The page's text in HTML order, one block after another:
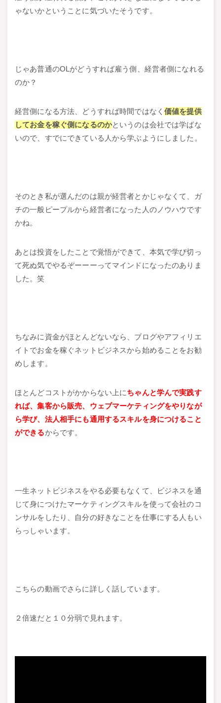
ゃないかということに気づいたそうです。
じゃあ普通のOLがどうすれば雇う側、経営者側になれる
のか？
経営側になる方法、どうすれば時間ではなく 価値を提供
してお金を稼ぐ側になるのかというのは会社では学ばな
いので、すでにできている人から学ぶようにしました。
そのとき私が選んだのは親が経営者とかじゃなくて、ガ
チの一般ピープルから経営者になった人のノウハウです
かね。
あとは投資をしたことで覚悟ができて、本気で学び切っ
て死ぬ気でやるぞーーーってマインドになったのありま
した。笑
ちなみに資金がほとんどないなら、ブログやアフィリエ
イトでお金を稼ぐネットビジネスから始めることをお勧
めします。
ほとんどコストがかからない上にちゃんと学んで実践す
れば、集客から販売、ウェブマーケティングをやりなが
ら学び、法人相手にも通用するスキルを身につけること
ができるからです。
一生ネットビジネスをやる必要もなくて、ビジネスを通
じて身につけたマーケティングスキルを使って会社のコ
ンサルをしたり、自分の好きなことを仕事にする人もい
らっしゃいます。
こちらの動画でさらに詳しく話しています。
２倍速だと１０分弱で見れます。